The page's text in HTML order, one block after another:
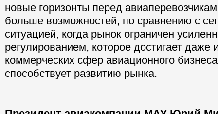
новые горизонты перед
больше возможностей, по сравнению с
ситуацией, когда рынок ограничен
регулированием, которое достигает даже
коммерческих сфер авиационного
способствует развитию рынка.